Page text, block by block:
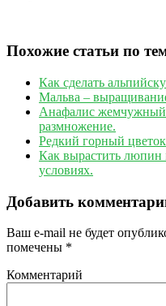
Похожие статьи по
Как сделать
Мальва –
Анафалис
размножение.
Редкий горный
Как вырастить
условиях.
Добавить
Ваш e-mail не будет
помечены *
Комментарий